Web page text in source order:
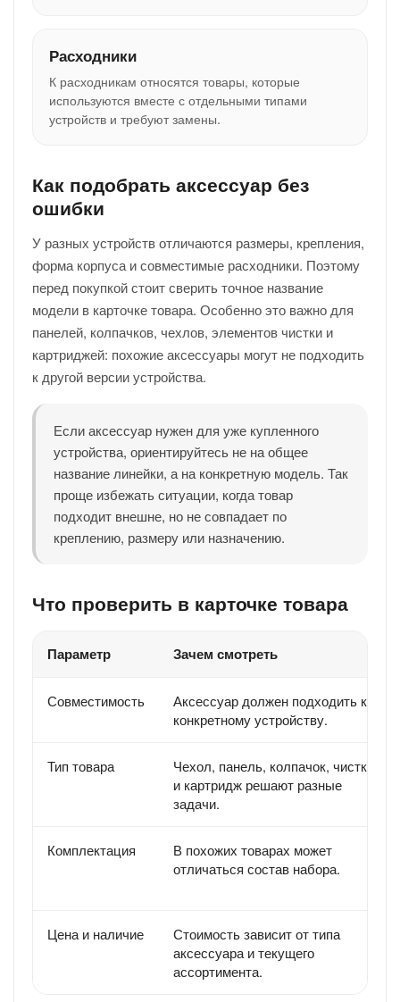
Расходники
К расходникам относятся товары, которые
используются вместе с отдельными типами
устройств и требуют замены.
Как подобрать аксессуар без
ошибки
У разных устройств отличаются размеры, крепления,
форма корпуса и совместимые расходники. Поэтому
перед покупкой стоит сверить точное название
модели в карточке товара. Особенно это важно для
панелей, колпачков, чехлов, элементов чистки и
картриджей: похожие аксессуары могут не подходить
к другой версии устройства.
Если аксессуар нужен для уже купленного
устройства, ориентируйтесь не на общее
название линейки, а на конкретную модель. Так
проще избежать ситуации, когда товар
подходит внешне, но не совпадает по
креплению, размеру или назначению.
Что проверить в карточке товара
Параметр Зачем смотреть
Совместимость
Аксессуар должен подходить к
конкретному устройству.
Тип товара
Чехол, панель, колпачок, чистка
и картридж решают разные
задачи.
Комплектация
В похожих товарах может
отличаться состав набора.
Цена и наличие
Стоимость зависит от типа
аксессуара и текущего
ассортимента.